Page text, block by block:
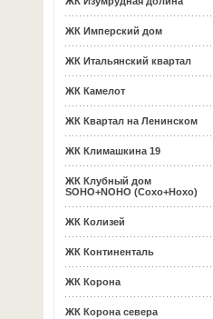
ЖК Имперский дом
ЖК Итальянский квартал
ЖК Камелот
ЖК Квартал на Ленинском
ЖК Климашкина 19
ЖК Клубный дом
SOHO+NOHO (Сохо+Нохо)
ЖК Колизей
ЖК Континенталь
ЖК Корона
ЖК Корона севера